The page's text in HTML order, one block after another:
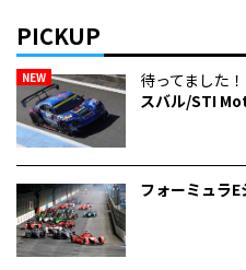
PICKUP
NEW
待ってました！
スバル/STI
フォーミュラ